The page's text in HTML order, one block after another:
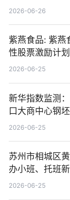
2026-06-26
紫燕食品: 紫燕
性股票激励计
告-微资讯
2026-06-25
新华指数监测
口大商中心钢
C料价格微幅下
2026-06-25
苏州市相城区
办小班、托班
2026-06-25